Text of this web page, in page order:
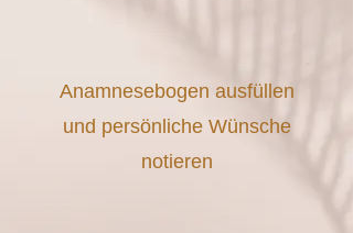
Anamnesebogen ausfüllen
und persönliche Wünsche
notieren